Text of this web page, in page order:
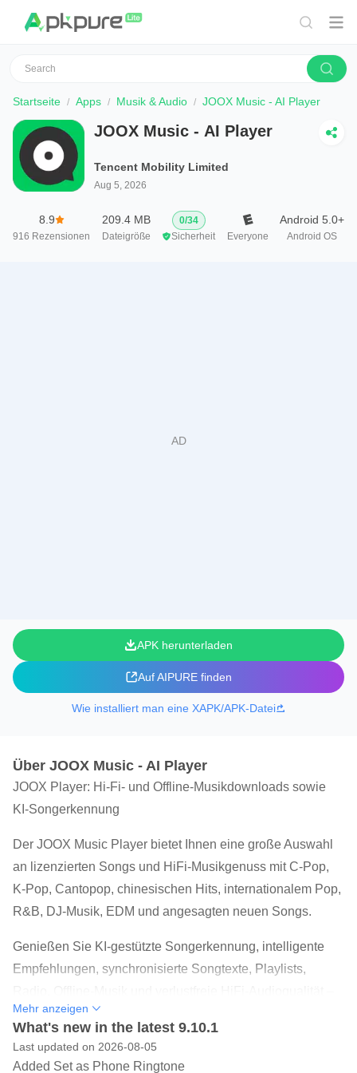
Startseite Apps Musik & Audio JOOX Music - AI Player
JOOX Music - AI Player
Tencent Mobility Limited
Aug 5, 2026
8.9
916 Rezensionen
209.4 MB
Dateigröße
0/34
Sicherheit
Everyone
Android 5.0+
Android OS
APK herunterladen
Auf AIPURE finden
Wie installiert man eine XAPK/APK-Datei
Über JOOX Music - AI Player
JOOX Player: Hi-Fi- und Offline-Musikdownloads sowie
KI-Songerkennung
Der JOOX Music Player bietet Ihnen eine große Auswahl
an lizenzierten Songs und HiFi-Musikgenuss mit C-Pop,
K-Pop, Cantopop, chinesischen Hits, internationalem Pop,
R&B, DJ-Musik, EDM und angesagten neuen Songs.
Genießen Sie KI-gestützte Songerkennung, intelligente
Empfehlungen, synchronisierte Songtexte, Playlists,
jederzeit und überall.
Egal ob K-Pop, Cantopop, englische Songs, DJ-Musik,
Mehr anzeigen
What's new in the latest 9.10.1
Last updated on 2026-08-05
Added Set as Phone Ringtone